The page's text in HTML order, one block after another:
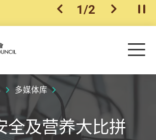
上一个
1/2 下一个开
目
多媒体库
全及营养大比拼